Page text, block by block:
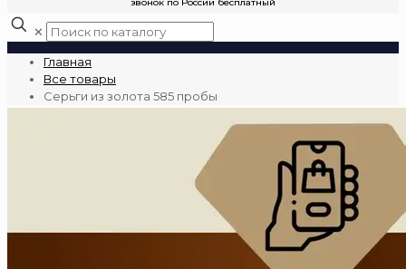
✕
Главная
Все товары
Серьги из золота 585 пробы